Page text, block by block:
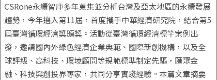
CSRone永續智庫多年蒐集並分析台灣及亞太地區的永續發展
趨勢，今年邁入第11屆，首度攜手中華經濟研究院，結合第5
屆臺灣循環經濟獎頒獎。活動從臺灣循環經濟標竿案例出
發，邀請國內外綠色經濟企業典範、國際新創機構，以及全
球評級、高科技、環境顧問等規範標準制定先驅，匯聚金
融、科技與創投界專家，共同分享實踐經驗。本篇文章摘要